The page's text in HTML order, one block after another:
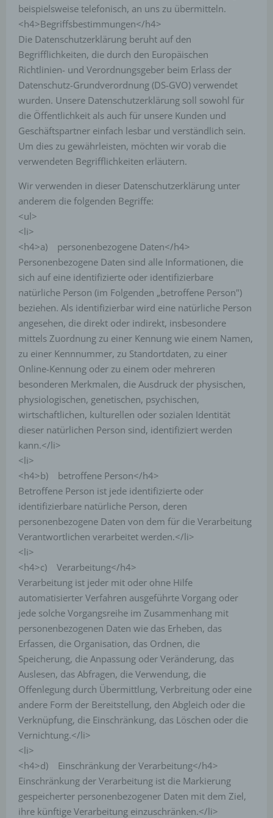
beispielsweise telefonisch, an uns zu übermitteln.
<h4>Begriffsbestimmungen</h4>
Die Datenschutzerklärung beruht auf den
Begrifflichkeiten, die durch den Europäischen
Richtlinien- und Verordnungsgeber beim Erlass der
Datenschutz-Grundverordnung (DS-GVO) verwendet
wurden. Unsere Datenschutzerklärung soll sowohl für
die Öffentlichkeit als auch für unsere Kunden und
Geschäftspartner einfach lesbar und verständlich sein.
Um dies zu gewährleisten, möchten wir vorab die
verwendeten Begrifflichkeiten erläutern.
Wir verwenden in dieser Datenschutzerklärung unter
anderem die folgenden Begriffe:
<ul>
<li>
<h4>a) personenbezogene Daten</h4>
Personenbezogene Daten sind alle Informationen, die
sich auf eine identifizierte oder identifizierbare
natürliche Person (im Folgenden „betroffene Person")
beziehen. Als identifizierbar wird eine natürliche Person
angesehen, die direkt oder indirekt, insbesondere
mittels Zuordnung zu einer Kennung wie einem Namen,
zu einer Kennnummer, zu Standortdaten, zu einer
Online-Kennung oder zu einem oder mehreren
besonderen Merkmalen, die Ausdruck der physischen,
physiologischen, genetischen, psychischen,
wirtschaftlichen, kulturellen oder sozialen Identität
dieser natürlichen Person sind, identifiziert werden
kann.</li>
<li>
<h4>b) betroffene Person</h4>
Betroffene Person ist jede identifizierte oder
identifizierbare natürliche Person, deren
personenbezogene Daten von dem für die Verarbeitung
Verantwortlichen verarbeitet werden.</li>
<li>
<h4>c) Verarbeitung</h4>
Verarbeitung ist jeder mit oder ohne Hilfe
automatisierter Verfahren ausgeführte Vorgang oder
jede solche Vorgangsreihe im Zusammenhang mit
personenbezogenen Daten wie das Erheben, das
Erfassen, die Organisation, das Ordnen, die
Speicherung, die Anpassung oder Veränderung, das
Auslesen, das Abfragen, die Verwendung, die
Offenlegung durch Übermittlung, Verbreitung oder eine
andere Form der Bereitstellung, den Abgleich oder die
Verknüpfung, die Einschränkung, das Löschen oder die
Vernichtung.</li>
<li>
<h4>d) Einschränkung der Verarbeitung</h4>
Einschränkung der Verarbeitung ist die Markierung
gespeicherter personenbezogener Daten mit dem Ziel,
ihre künftige Verarbeitung einzuschränken.</li>